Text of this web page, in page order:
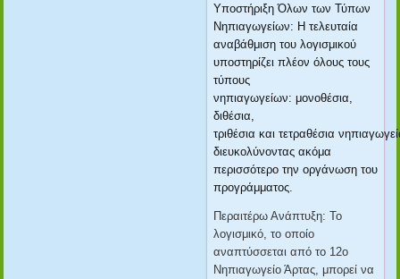
Υποστήριξη Όλων των Τύπων
Νηπιαγωγείων: Η τελευταία
αναβάθμιση του λογισμικού
υποστηρίζει πλέον όλους τους
τύπους
νηπιαγωγείων: μονοθέσια,
διθέσια,
τριθέσια και τετραθέσια
διευκολύνοντας ακόμα
περισσότερο την οργάνωση του
προγράμματος.
Περαιτέρω Ανάπτυξη: Το
λογισμικό, το οποίο
αναπτύσσεται από το 12ο
Νηπιαγωγείο Άρτας, μπορεί να